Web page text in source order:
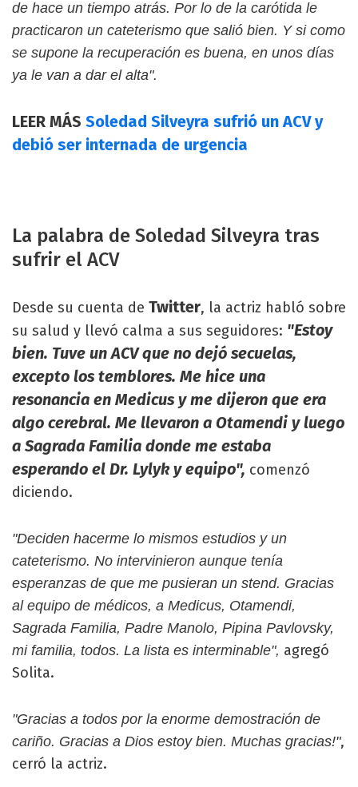
de hace un tiempo atrás. Por lo de la carótida le
practicaron un cateterismo que salió bien. Y si como
se supone la recuperación es buena, en unos días
ya le van a dar el alta".
LEER MÁS Soledad Silveyra sufrió un ACV y
debió ser internada de urgencia
La palabra de Soledad Silveyra tras
sufrir el ACV
Desde su cuenta de Twitter, la actriz habló sobre
su salud y llevó calma a sus seguidores: "Estoy
bien. Tuve un ACV que no dejó secuelas,
excepto los temblores. Me hice una
resonancia en Medicus y me dijeron que era
algo cerebral. Me llevaron a Otamendi y luego
a Sagrada Familia donde me estaba
esperando el Dr. Lylyk y equipo", comenzó
diciendo.
"Deciden hacerme lo mismos estudios y un
cateterismo. No intervinieron aunque tenía
esperanzas de que me pusieran un stend. Gracias
al equipo de médicos, a Medicus, Otamendi,
Sagrada Familia, Padre Manolo, Pipina Pavlovsky,
mi familia, todos. La lista es interminable", agregó
Solita.
"Gracias a todos por la enorme demostración de
cariño. Gracias a Dios estoy bien. Muchas gracias!",
cerró la actriz.